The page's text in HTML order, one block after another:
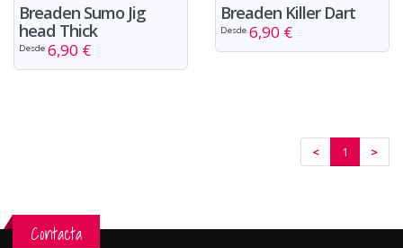
Breaden Sumo Jig
head Thick
Desde 6,90 €
Breaden Killer Dart
Desde 6,90 €
< 1 >
Contacta